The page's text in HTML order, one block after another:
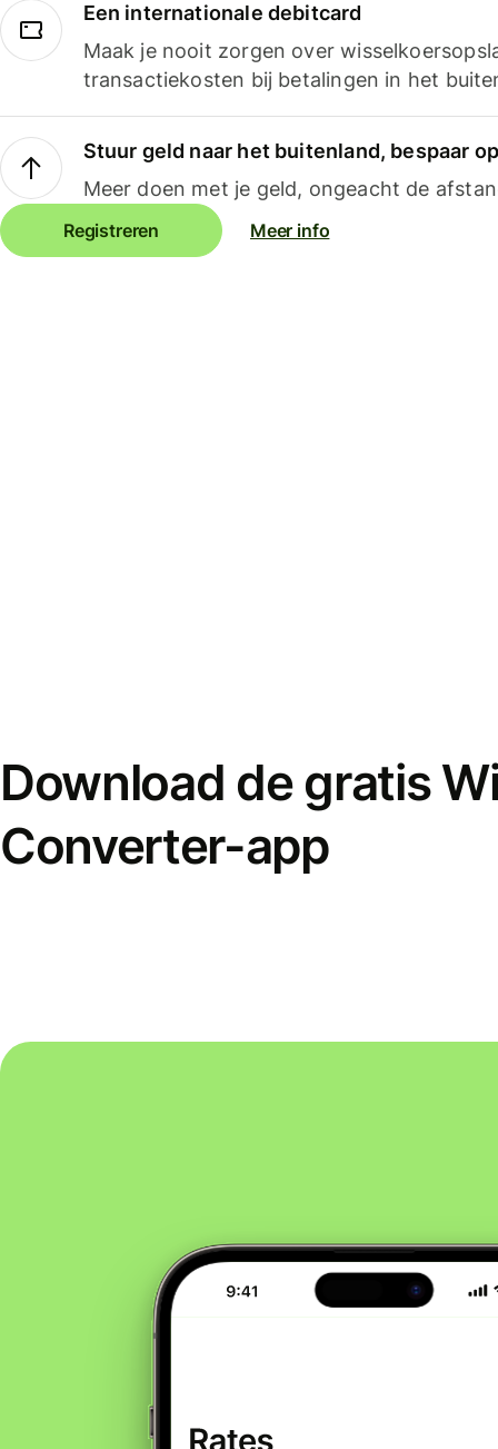
Een internationale debitcard
Maak je nooit zorgen over
transactiekosten bij betalingen in het
Stuur geld naar het buitenland, bespaar
Meer doen met je geld, ongeacht de
Registreren Meer info
Download de gratis
Converter-app